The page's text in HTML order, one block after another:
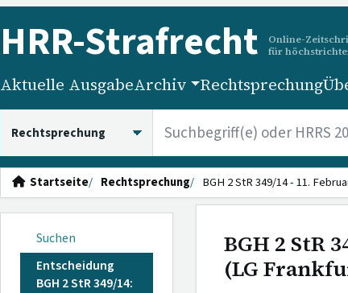
HRR-Strafrecht
Online-
für
Aktuelle AusgabeArchiv Rechtsprechung
Startseite Rechtsprechung BGH 2 StR 349/14 - 11.
Suchen
Entscheidung
BGH 2 StR 349/14:
BGH 2 StR
(LG